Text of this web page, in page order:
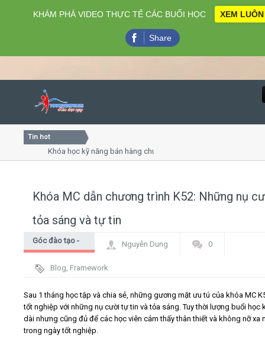
Home
Video
Kiến thức
Tin hot
Khóa học kỹ năng bán hàng chuyên nghiệp X10 doanh số
Khóa MC dẫn chương trình K52: Những nụ
tỏa sáng và tự tin
Góc đào tạo -
Nguyễn Dung 0
Blog, Framework
Sau 1 tháng học tập và chia sẻ, những gương mặt ưu tú của khóa MC
tốt nghiệp với những nụ cười tự tin và tỏa sáng. Tuy thời lượng buổi học
dài nhưng cũng đủ để các học viên cảm thấy thân thiết và không nỡ xa
trong ngày tốt nghiệp.
KHÁM PHÁ VIDEO THỰC TẾ CÁC BUỔI HỌC XEM LUÔN
Share